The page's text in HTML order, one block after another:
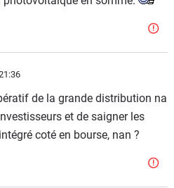
de la grande distribution na
et de saigner les
coté en bourse, nan ?